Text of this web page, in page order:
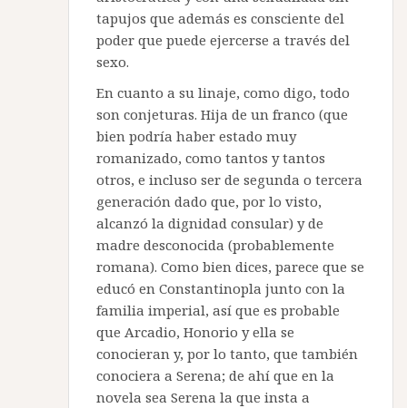
tapujos que además es consciente del
poder que puede ejercerse a través del
sexo.
En cuanto a su linaje, como digo, todo
son conjeturas. Hija de un franco (que
bien podría haber estado muy
romanizado, como tantos y tantos
otros, e incluso ser de segunda o tercera
generación dado que, por lo visto,
alcanzó la dignidad consular) y de
madre desconocida (probablemente
romana). Como bien dices, parece que se
educó en Constantinopla junto con la
familia imperial, así que es probable
que Arcadio, Honorio y ella se
conocieran y, por lo tanto, que también
conociera a Serena; de ahí que en la
novela sea Serena la que insta a